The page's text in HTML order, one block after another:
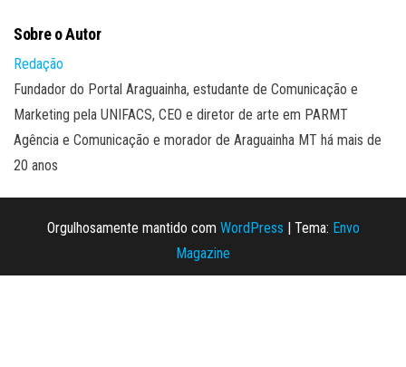
Sobre o Autor
Redação
Fundador do Portal Araguainha, estudante de Comunicação e
Marketing pela UNIFACS, CEO e diretor de arte em PARMT
Agência e Comunicação e morador de Araguainha MT há mais de
20 anos
Orgulhosamente mantido com WordPress Tema: Envo
Magazine